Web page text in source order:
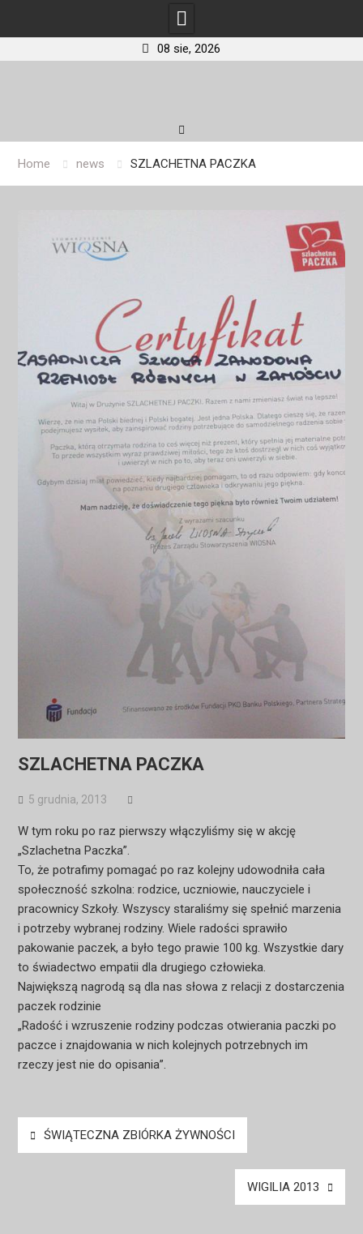
08 sie, 2026
Home news SZLACHETNA PACZKA
SZLACHETNA PACZKA
5 grudnia, 2013
W tym roku po raz pierwszy włączyliśmy się w akcję
„Szlachetna Paczka”.
To, że potrafimy pomagać po raz kolejny udowodniła cała
społeczność szkolna: rodzice, uczniowie, nauczyciele i
pracownicy Szkoły. Wszyscy staraliśmy się spełnić marzenia
i potrzeby wybranej rodziny. Wiele radości sprawiło
pakowanie paczek, a było tego prawie 100 kg. Wszystkie dary
to świadectwo empatii dla drugiego człowieka.
Największą nagrodą są dla nas słowa z relacji z dostarczenia
paczek rodzinie
„Radość i wzruszenie rodziny podczas otwierania paczki po
paczce i znajdowania w nich kolejnych potrzebnych im
rzeczy jest nie do opisania”.
Nawigacja
wpisu
ŚWIĄTECZNA ZBIÓRKA ŻYWNOŚCI
WIGILIA 2013